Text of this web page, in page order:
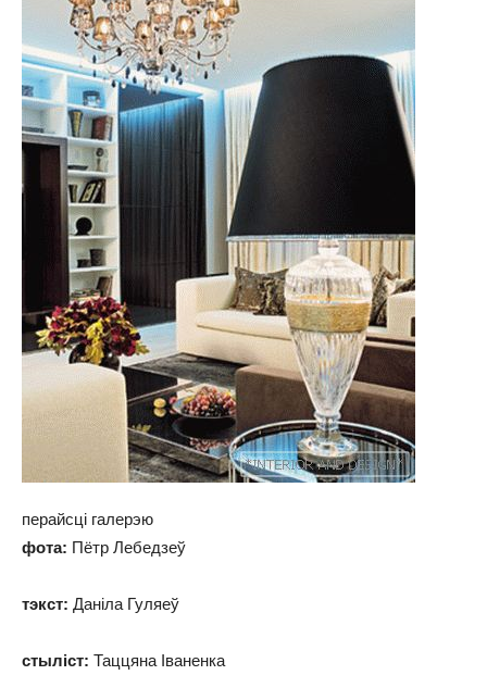
перайсці галерэю
фота: Пётр Лебедзеў
тэкст: Даніла Гуляеў
стыліст: Таццяна Іваненка